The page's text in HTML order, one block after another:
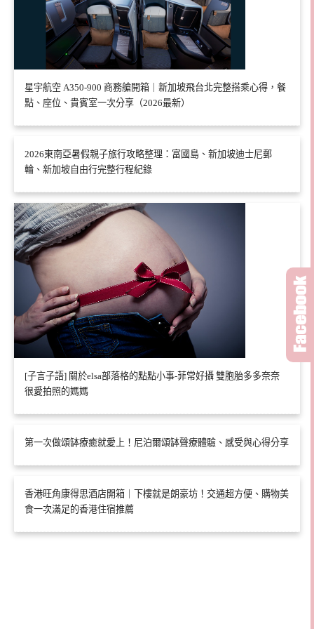
星宇航空 A350-900 商務艙開箱｜新加坡飛台北完整搭乘心得，餐
點、座位、貴賓室一次分享（2026最新）
2026東南亞暑假親子旅行攻略整理：富國島、新加坡迪士尼郵
輪、新加坡自由行完整行程紀錄
[子言子語] 關於elsa部落格的點點小事-菲常好攝 雙胞胎多多奈奈
很愛拍照的媽媽
第一次做頌缽療癒就愛上！尼泊爾頌缽聲療體驗、感受與心得分享
香港旺角康得思酒店開箱｜下樓就是朗豪坊！交通超方便、購物美
食一次滿足的香港住宿推薦